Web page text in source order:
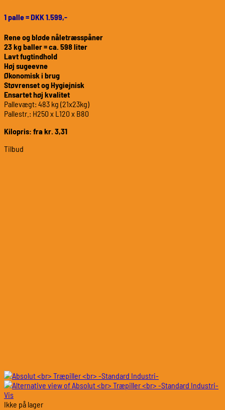
1 palle = DKK 1.599,-
Rene og bløde nåletræsspåner
23 kg baller = ca. 598 liter
Lavt fugtindhold
Høj sugeevne
Økonomisk i brug
Støvrenset og Hygiejnisk
Ensartet høj kvalitet
Pallevægt: 483 kg (21x23kg)
Pallestr.: H250 x L120 x B80
Kilopris: fra kr. 3,31
Tilbud
Vis
Ikke på lager